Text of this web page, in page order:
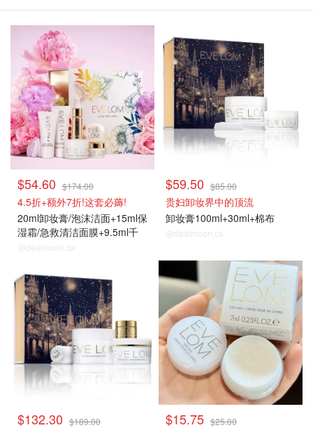
$54.60 $174.00
4.5折+额外7折!这套必薅!
20ml卸妆膏/泡沫洁面+15ml保
湿霜/急救清洁面膜+9.5ml千
金精华+7ml润唇膏
@dealmoon.ca
$59.50 $85.00
贵妇卸妆界中的顶流
卸妆膏100ml+30ml+棉布
@dealmoon.ca
$132.30 $189.00 $15.75 $25.00